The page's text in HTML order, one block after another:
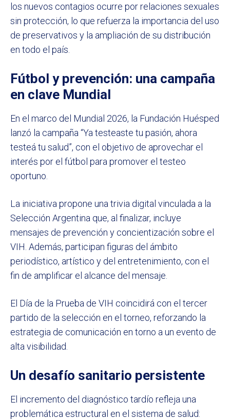
los nuevos contagios ocurre por relaciones sexuales
sin protección, lo que refuerza la importancia del uso
de preservativos y la ampliación de su distribución
en todo el país.
Fútbol y prevención: una campaña
en clave Mundial
En el marco del Mundial 2026, la Fundación Huésped
lanzó la campaña “Ya testeaste tu pasión, ahora
testeá tu salud”, con el objetivo de aprovechar el
interés por el fútbol para promover el testeo
oportuno.
La iniciativa propone una trivia digital vinculada a la
Selección Argentina que, al finalizar, incluye
mensajes de prevención y concientización sobre el
VIH. Además, participan figuras del ámbito
periodístico, artístico y del entretenimiento, con el
fin de amplificar el alcance del mensaje.
El Día de la Prueba de VIH coincidirá con el tercer
partido de la selección en el torneo, reforzando la
estrategia de comunicación en torno a un evento de
alta visibilidad.
Un desafío sanitario persistente
El incremento del diagnóstico tardío refleja una
problemática estructural en el sistema de salud: